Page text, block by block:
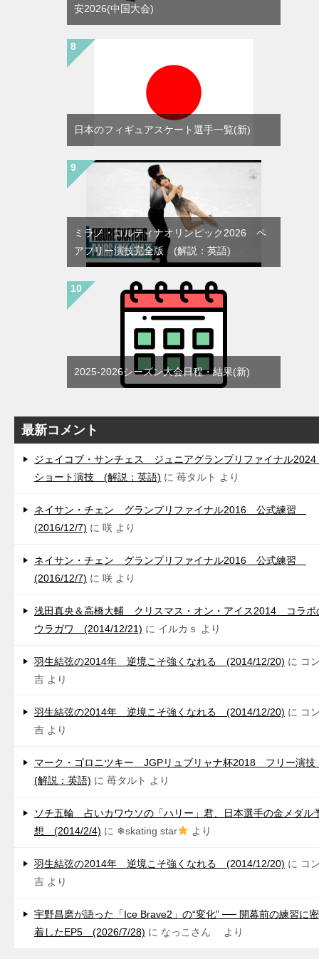
安2026(中国大会)
日本のフィギュアスケート選手一覧(新)
ミラノ・コルティナオリンピック2026 ペ
アフリー演技完全版 (解説：英語)
2025-2026シーズン大会日程・結果(新)
最新コメント
ジェイコブ・サンチェス ジュニアグランプリファイナル
ショート演技 (解説：英語) に 苺タルト より
ネイサン・チェン グランプリファイナル2016 公式練習
(2016/12/7) に 咲 より
ネイサン・チェン グランプリファイナル2016 公式練習
(2016/12/7) に 咲 より
浅田真央＆高橋大輔 クリスマス・オン・アイス2014 コラボ
ウラガワ (2014/12/21) に イルカｓ より
羽生結弦の2014年 逆境こそ強くなれる (2014/12/20) に コ
吉 より
羽生結弦の2014年 逆境こそ強くなれる (2014/12/20) に コ
吉 より
マーク・ゴロニツキー JGPリュブリャナ杯2018 フリー演
(解説：英語) に 苺タルト より
ソチ五輪 占いカワウソの「ハリー」君、日本選手の金メダル
想 (2014/2/4) に ❄skating star より
羽生結弦の2014年 逆境こそ強くなれる (2014/12/20) に コ
吉 より
宇野昌磨が語った「Ice Brave2」の“変化” ── 開幕前の練習に密
着したEP5 (2026/7/28) に なっこさん より